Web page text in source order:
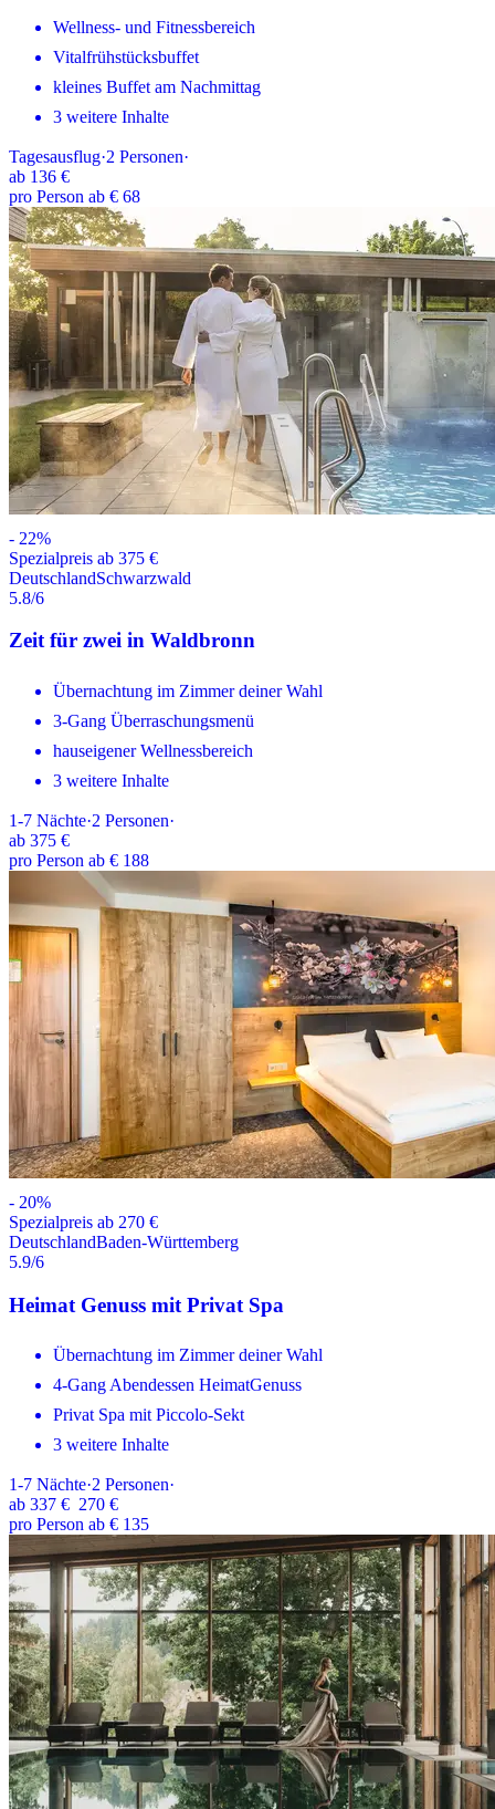
Wellness- und Fitnessbereich
Vitalfrühstücksbuffet
kleines Buffet am Nachmittag
3 weitere Inhalte
Tagesausflug·2 Personen·
ab 136 €
pro Person ab € 68
- 22%
Spezialpreis ab 375 €
DeutschlandSchwarzwald
5.8/6
Zeit für zwei in Waldbronn
Übernachtung im Zimmer deiner Wahl
3-Gang Überraschungsmenü
hauseigener Wellnessbereich
3 weitere Inhalte
1-7 Nächte·2 Personen·
ab 375 €
pro Person ab € 188
- 20%
Spezialpreis ab 270 €
DeutschlandBaden-Württemberg
5.9/6
Heimat Genuss mit Privat Spa
Übernachtung im Zimmer deiner Wahl
4-Gang Abendessen HeimatGenuss
Privat Spa mit Piccolo-Sekt
3 weitere Inhalte
1-7 Nächte·2 Personen·
ab 337 € 270 €
pro Person ab € 135